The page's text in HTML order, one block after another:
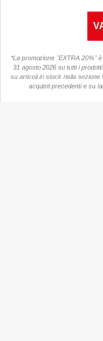
*La promozione "EXTRA 20%"
31 agosto 2026 su tutti i
su articoli in stock nella sezione
acquisti precedenti e su